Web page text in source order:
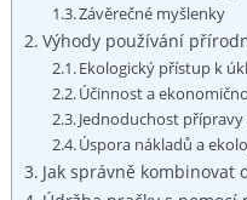
Závěrečné⁣ myšlenky
Výhody používání
Ekologický přístup k
Účinnost a
Jednoduchost
Úspora nákladů a
Jak správně ‌kombinovat